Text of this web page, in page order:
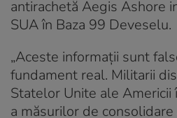
antirachetă Aegis Ashore
SUA în Baza 99 Deveselu.
„Aceste informaţii sunt
fundament real. Militarii
Statelor Unite ale Americii
a măsurilor de